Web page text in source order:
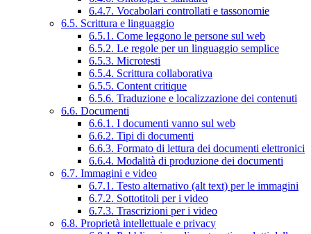
6.4.7. Vocabolari controllati e tassonomie
6.5. Scrittura e linguaggio
6.5.1. Come leggono le persone sul web
6.5.2. Le regole per un linguaggio semplice
6.5.3. Microtesti
6.5.4. Scrittura collaborativa
6.5.5. Content critique
6.5.6. Traduzione e localizzazione dei contenuti
6.6. Documenti
6.6.1. I documenti vanno sul web
6.6.2. Tipi di documenti
6.6.3. Formato di lettura dei documenti elettronici
6.6.4. Modalità di produzione dei documenti
6.7. Immagini e video
6.7.1. Testo alternativo (alt text) per le immagini
6.7.2. Sottotitoli per i video
6.7.3. Trascrizioni per i video
6.8. Proprietà intellettuale e privacy